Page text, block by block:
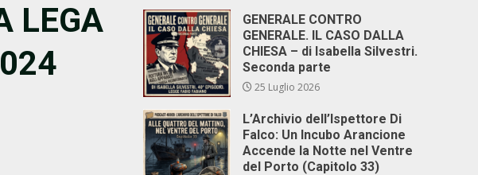
LEGA
GENERALE CONTRO
GENERALE. IL CASO DALLA
CHIESA – di Isabella Silvestri.
Seconda parte
25 Luglio 2026
L’Archivio dell’Ispettore Di
Falco: Un Incubo Arancione
Accende la Notte nel Ventre
del Porto (Capitolo 33)